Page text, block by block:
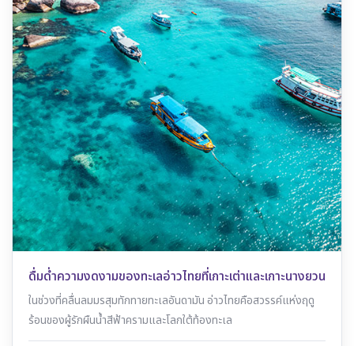
ดื่มด่ำความงดงามของทะเลอ่าวไทยที่เกาะเต่าและเกาะนางยวน
ในช่วงที่คลื่นลมมรสุมทักทายทะเลอันดามัน อ่าวไทยคือสวรรค์แห่งฤดู
ร้อนของผู้รักผืนน้ำสีฟ้าครามและโลกใต้ท้องทะเล